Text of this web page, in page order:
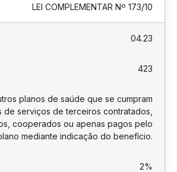
LEI COMPLEMENTAR Nº 173/10
04.23
423
planos de saúde que se cumpram
de serviços de terceiros contratados,
cooperados ou apenas pagos pelo
mediante indicação do benefício.
2%